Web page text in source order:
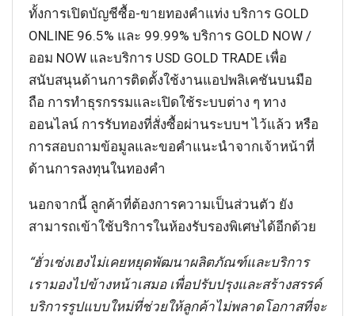
ทั้งการเปิดบัญชีซื้อ-ขายทองคำแท่ง บริการ GOLD
ONLINE 96.5% และ 99.99% บริการ GOLD NOW /
ออม NOW และบริการ USD GOLD TRADE เพื่อ
สนับสนุนด้านการติดตั้งใช้งานแอปพลิเคชันบนมือ
ถือ การทำธุรกรรมและเปิดใช้ระบบต่าง ๆ ทาง
ออนไลน์ การรับทองที่สั่งซื้อผ่านระบบฯ ไว้แล้ว หรือ
การสอบถามข้อมูลและขอคำแนะนำจากเจ้าหน้าที่
ด้านการลงทุนในทองคำ
นอกจากนี้ ลูกค้าที่ต้องการความเป็นส่วนตัว ยัง
สามารถเข้าใช้บริการในห้องรับรองพิเศษได้อีกด้วย
“ฮั่วเซ่งเฮงไม่เคยหยุดพัฒนาผลิตภัณฑ์และบริการ
เรามองไปข้างหน้าเสมอ เพื่อปรับปรุงและสร้างสรรค์
บริการรูปแบบใหม่ที่ช่วยให้ลูกค้าไม่พลาดโอกาสที่จะ